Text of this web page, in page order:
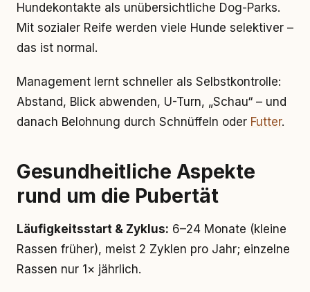
Hundekontakte als unübersichtliche Dog-Parks.
Mit sozialer Reife werden viele Hunde selektiver –
das ist normal.
Management lernt schneller als Selbstkontrolle:
Abstand, Blick abwenden, U-Turn, „Schau“ – und
danach Belohnung durch Schnüffeln oder Futter.
Gesundheitliche Aspekte
rund um die Pubertät
Läufigkeitsstart & Zyklus: 6–24 Monate (kleine
Rassen früher), meist 2 Zyklen pro Jahr; einzelne
Rassen nur 1× jährlich.